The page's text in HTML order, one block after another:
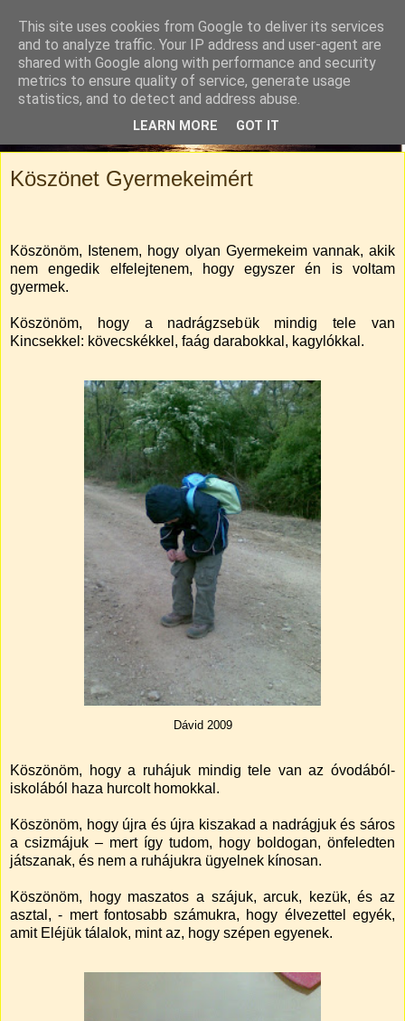
Tylli Titkai
Családi kaland-regény. Rendhagyó utazási blog.
Köszönet Gyermekeimért
Köszönöm, Istenem, hogy olyan Gyermekeim vannak, akik
nem engedik elfelejtenem, hogy egyszer én is voltam
gyermek.
Köszönöm, hogy a nadrágzsebük mindig tele van
Kincsekkel: kövecskékkel, faág darabokkal, kagylókkal.
Dávid 2009
Köszönöm, hogy a ruhájuk mindig tele van az óvodából-
iskolából haza hurcolt homokkal.
Köszönöm, hogy újra és újra kiszakad a nadrágjuk és sáros
a csizmájuk – mert így tudom, hogy boldogan, önfeledten
játszanak, és nem a ruhájukra ügyelnek kínosan.
Köszönöm, hogy maszatos a szájuk, arcuk, kezük, és az
asztal, - mert fontosabb számukra, hogy élvezettel egyék,
amit Eléjük tálalok, mint az, hogy szépen egyenek.
This site uses cookies from Google to deliver its services
and to analyze traffic. Your IP address and user-agent are
shared with Google along with performance and security
metrics to ensure quality of service, generate usage
statistics, and to detect and address abuse.
LEARN MORE GOT IT